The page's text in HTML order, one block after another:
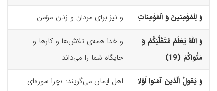
وَ لِلْمُؤْمِنینَ وَ الْمُؤْمِناتِ و نیز برای مردان و زنان مؤمن
وَ اللّهُ یَعْلَمُ مُتَقَلَّبَکُمْ وَ
مَثْواکُمْ (19)‏
و خدا همه‌ی تلاش‌ها و کارها و
جایگاه شما را می‌داند
وَ یَقولُ الَّذینَ آمَنوا لَوْلا
اهل ایمان می‌گویند: «چرا سوره‌ای